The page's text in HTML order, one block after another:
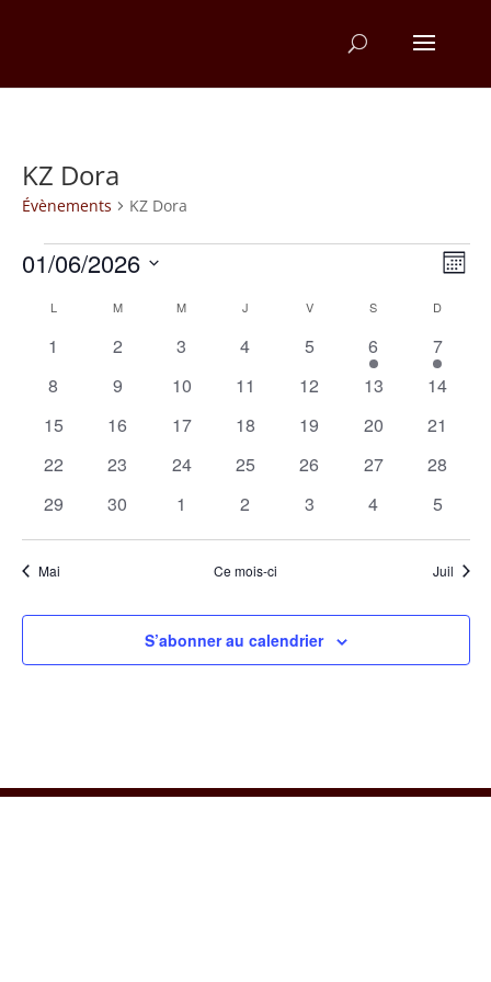
KZ Dora
Évènements KZ Dora
Évènements Mois
01/06/2026
Calendrier
de
Évènements
L MMARDI M MERCREDI
J VVENDREDIS D
0
1
0
2
0
3
0
4
0
évènements
5
1
évènement
6
1
7
0
8
0
9
0
10
0
11
0
12
0
13
0
14
0
15
0
16
0
17
0
18
0
19
0
20
0
21
0
22
0
23
0
24
0
25
0
26
0
27
0
28
0
29
0
30
0
1
0
2
0
3
0
4
0
5
Mai Ce mois-ci Juil
S’abonner au calendrier